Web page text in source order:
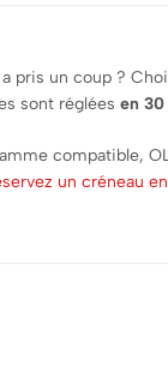
a pris un coup ?
sont réglées en 30
compatible,
un créneau